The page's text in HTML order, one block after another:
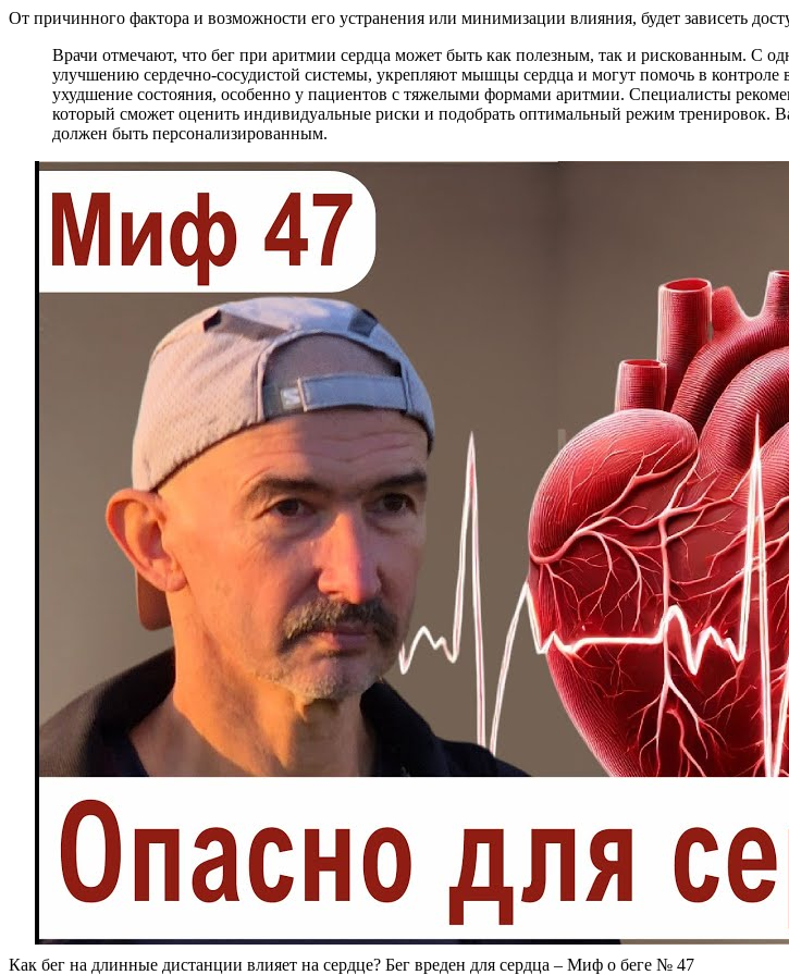
От причинного фактора и возможности его устранения или минимизации влияния, будет зависеть
Врачи отмечают, что бег при аритмии сердца может быть как полезным, так и рискованным. С
улучшению сердечно-сосудистой системы, укрепляют мышцы сердца и могут помочь в
ухудшение состояния, особенно у пациентов с тяжелыми формами аритмии. Специалисты
который сможет оценить индивидуальные риски и подобрать оптимальный режим тренировок.
должен быть персонализированным.
Как бег на длинные дистанции влияет на сердце? Бег вреден для сердца – Миф о беге № 47